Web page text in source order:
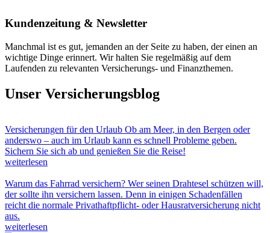
Kundenzeitung & Newsletter
Manchmal ist es gut, jemanden an der Seite zu haben, der einen an
wichtige Dinge erinnert. Wir halten Sie regelmäßig auf dem
Laufenden zu relevanten Versicherungs- und Finanzthemen.
Unser Versicherungsblog
Versicherungen für den Urlaub Ob am Meer, in den Bergen oder
anderswo – auch im Urlaub kann es schnell Probleme geben.
Sichern Sie sich ab und genießen Sie die Reise!
weiterlesen
Warum das Fahrrad versichern? Wer seinen Drahtesel schützen will,
der sollte ihn versichern lassen. Denn in einigen Schadenfällen
reicht die normale Privathaftpflicht- oder Hausratversicherung nicht
aus.
weiterlesen